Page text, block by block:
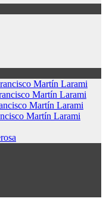
Martín Larami
Martín Larami
Martín Larami
Martín Larami